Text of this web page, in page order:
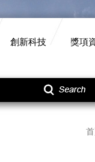
創新科技 獎項